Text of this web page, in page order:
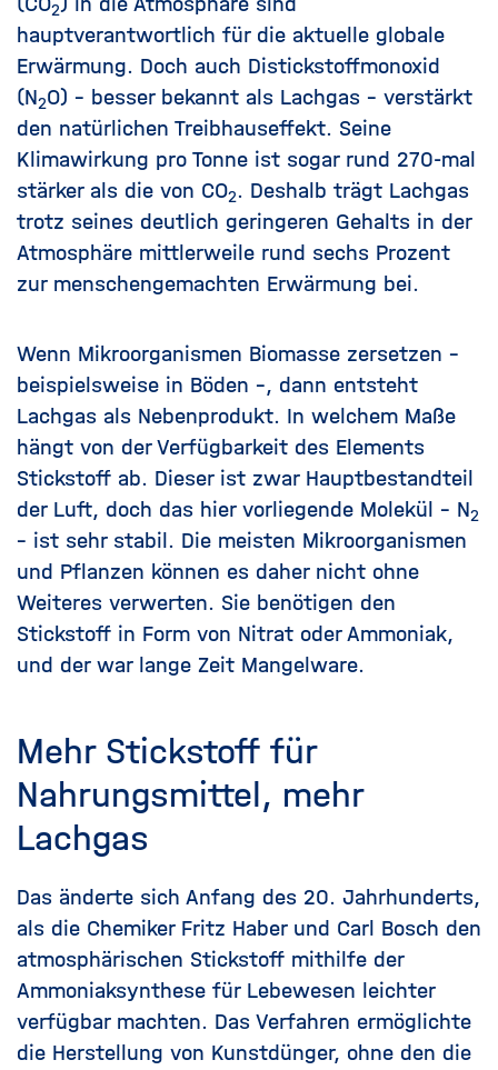
2
hauptverantwortlich für die aktuelle globale
Erwärmung. Doch auch Distickstoffmonoxid
(N2O) – besser bekannt als Lachgas – verstärkt
den natürlichen Treibhauseffekt. Seine
Klimawirkung pro Tonne ist sogar rund 270-mal
stärker als die von CO2. Deshalb trägt Lachgas
trotz seines deutlich geringeren Gehalts in der
Atmosphäre mittlerweile rund sechs Prozent
zur menschengemachten Erwärmung bei.
Wenn Mikroorganismen Biomasse zersetzen –
beispielsweise in Böden –, dann entsteht
Lachgas als Nebenprodukt. In welchem Maße
hängt von der Verfügbarkeit des Elements
Stickstoff ab. Dieser ist zwar Hauptbestandteil
der Luft, doch das hier vorliegende Molekül – N2
– ist sehr stabil. Die meisten Mikroorganismen
und Pflanzen können es daher nicht ohne
Weiteres verwerten. Sie benötigen den
Stickstoff in Form von Nitrat oder Ammoniak,
und der war lange Zeit Mangelware.
Mehr Stickstoff für
Nahrungsmittel, mehr
Lachgas
Das änderte sich Anfang des 20. Jahrhunderts,
als die Chemiker Fritz Haber und Carl Bosch den
atmosphärischen Stickstoff mithilfe der
Ammoniaksynthese für Lebewesen leichter
verfügbar machten. Das Verfahren ermöglichte
die Herstellung von Kunstdünger, ohne den die